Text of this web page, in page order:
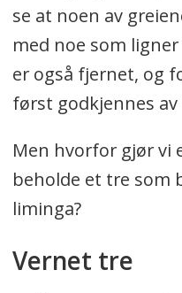
se at noen av
med noe som
er også fjernet, og
først godkjennes
Men hvorfor gjør vi
beholde et tre som
liminga?
Vernet tre